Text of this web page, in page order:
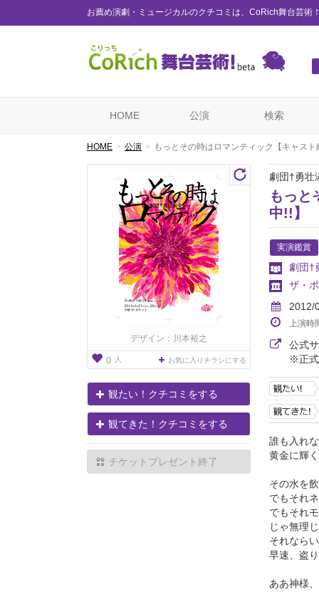
お薦め演劇・ミュージカルのクチコミは、CoRich舞台芸術
HOME 公演 検索
HOME 公演 もっとその時はロマンティック【キャス
デザイン：川本裕之
0 人 お気に入りチラシにする
観たい！クチコミをする
観てきた！クチコミをする
チケットプレゼント終了
劇団†勇
もっと
中!!】
実演鑑賞
劇団†
ザ・
2012/
上演時
公式
※正式
誰も入れ
黄金に輝
その水を
でもそれ
でもそれ
じゃ無理
それなら
早速、盗
ああ神様